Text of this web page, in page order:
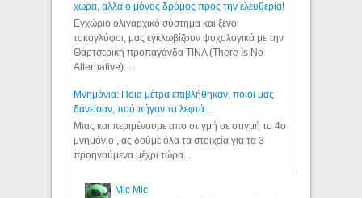
χώρα, αλλά ο μόνος δρόμος προς την ελευθερία!
Εγχώριο ολιγαρχικό σύστημα και ξένοι
τοκογλύφοι, μας εγκλωβίζουν ψυχολογικά με την
Θαρτσερική προπαγάνδα TINA (There Is No
Alternative). ...
Μνημόνια: Ποια μέτρα επιβλήθηκαν, ποιοι μας
δάνεισαν, πού πήγαν τα λεφτά...
Μιας και περιμένουμε απο στιγμή σε στιγμή το 4ο
μνημόνιο , ας δούμε όλα τα στοιχεία για τα 3
προηγούμενα μέχρι τώρα...
Mic Mic